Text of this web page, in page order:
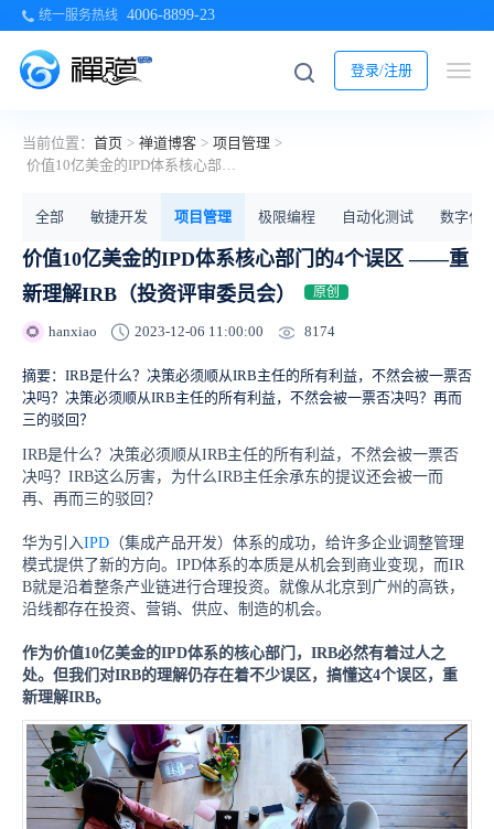
统一服务热线 4006-8899-23
登录/注册
当前位置： 首页 > 禅道博客 > 项目管理 >
价值10亿美金的IPD体系核心部门的4个误区 ——重新理解IRB（投资评审委员会）
全部 敏捷开发 项目管理 极限编程 自动化测试 数字化
价值10亿美金的IPD体系核心部门的4个误区 ——重
新理解IRB（投资评审委员会）
原创
🌻 hanxiao 2023-12-06 11:00:00 8174
摘要：IRB是什么？决策必须顺从IRB主任的所有利益，不然会被一票否
决吗？决策必须顺从IRB主任的所有利益，不然会被一票否决吗？再而
三的驳回？
IRB是什么？决策必须顺从IRB主任的所有利益，不然会被一票否
决吗？ IRB这么厉害，为什么IRB主任余承东的提议还会被一而
再、再而三的驳回？
华为引入IPD （集成产品开发）体系的成功，给许多企业调整管理
模式提供了新的方向。IPD体系的本质是从机会到商业变现，而IR
B就是沿着整条产业链进行合理投资。就像从北京到广州的高铁，
沿线都存在投资、营销、供应、制造的机会。
作为价值10亿美金的IPD体系的核心部门，IRB必然有着过人之
处。但我们对IRB的理解仍存在着不少误区， 搞懂这4个误区，重
新理解IRB。